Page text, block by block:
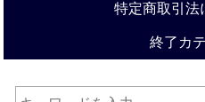
特定商取引法
終了カ